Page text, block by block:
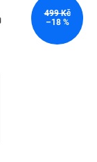
499 Kč
–18 %